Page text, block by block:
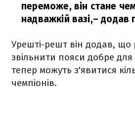
переможе, він стане
надважкій вазі,– додав
Урешті-решт він додав, що
звільнити пояси добре для
тепер можуть з'явитися
чемпіонів.